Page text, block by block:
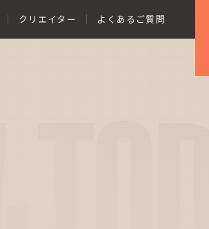
クリエイター よくあるご質問